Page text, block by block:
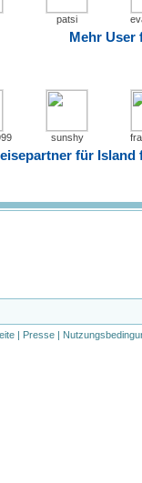
patsi
Mehr User
sunshy
für Island
| Presse |